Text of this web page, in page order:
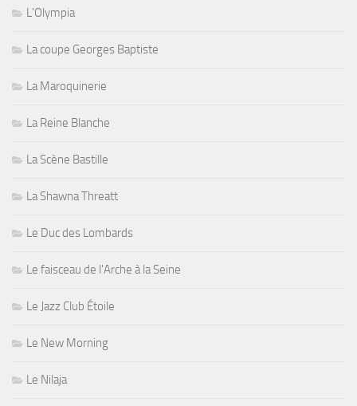
L'Olympia
La coupe Georges Baptiste
La Maroquinerie
La Reine Blanche
La Scène Bastille
La Shawna Threatt
Le Duc des Lombards
Le faisceau de l'Arche à la Seine
Le Jazz Club Étoile
Le New Morning
Le Nilaja